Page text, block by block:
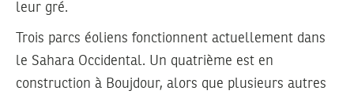
leur gré.
Trois parcs éoliens fonctionnent actuellement dans
le Sahara Occidental. Un quatrième est en
construction à Boujdour, alors que plusieurs autres